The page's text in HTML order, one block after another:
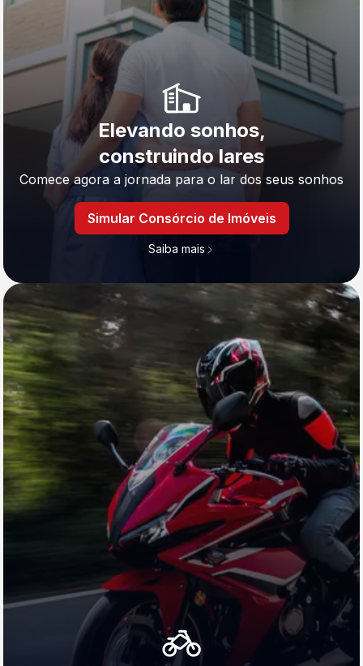
Elevando sonhos,
construindo lares
Comece agora a jornada para o lar dos seus sonhos
Simular Consórcio de Imóveis
Saiba mais